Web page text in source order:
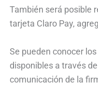
También será posible
tarjeta Claro Pay,
Se pueden conocer
disponibles a través
comunicación de la